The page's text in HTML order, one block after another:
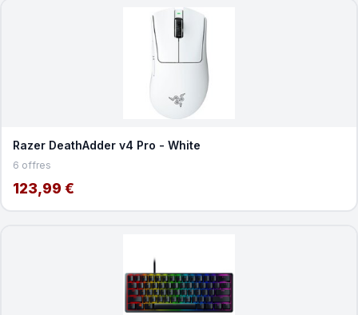
Razer DeathAdder v4 Pro - White
6 offres
123,99 €